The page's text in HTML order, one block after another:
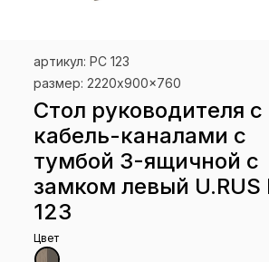
артикул: РС 123
размер: 2220x900x760
Стол руководителя с
кабель-каналами с
тумбой 3-ящичной с
замком левый U.RUS
123
Цвет